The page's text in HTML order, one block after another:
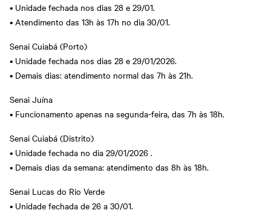
• Unidade fechada nos dias 28 e 29/01.
• Atendimento das 13h às 17h no dia 30/01.
Senai Cuiabá (Porto)
• Unidade fechada nos dias 28 e 29/01/2026.
• Demais dias: atendimento normal das 7h às 21h.
Senai Juína
• Funcionamento apenas na segunda-feira, das 7h às 18h.
Senai Cuiabá (Distrito)
• Unidade fechada no dia 29/01/2026 .
• Demais dias da semana: atendimento das 8h às 18h.
Senai Lucas do Rio Verde
• Unidade fechada de 26 a 30/01.